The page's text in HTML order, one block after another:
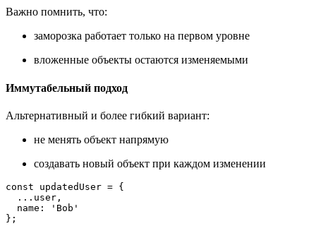
Важно помнить, что:
заморозка работает только на первом уровне
вложенные объекты остаются изменяемыми
Иммутабельный подход
Альтернативный и более гибкий вариант:
не менять объект напрямую
создавать новый объект при каждом изменении
const updatedUser = {
  ..
.user ,
  name:
'Bob'